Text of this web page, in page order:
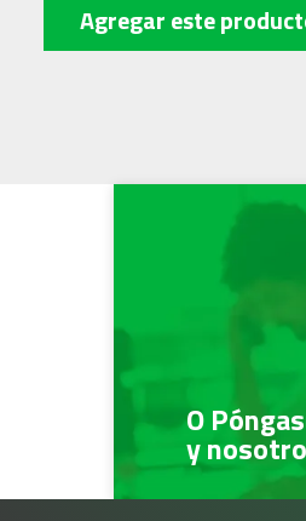
Agregar este
O
y